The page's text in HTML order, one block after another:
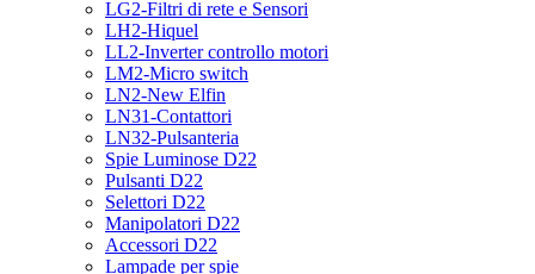
LG2-Filtri di rete e Sensori
LH2-Hiquel
LL2-Inverter controllo motori
LM2-Micro switch
LN2-New Elfin
LN31-Contattori
LN32-Pulsanteria
Spie Luminose D22
Pulsanti D22
Selettori D22
Manipolatori D22
Accessori D22
Lampade per spie